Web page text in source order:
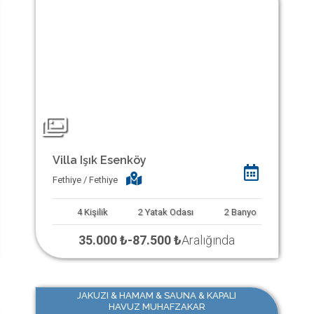
Villa Işık Esenköy
Fethiye / Fethiye
4 Kişilik 2 Yatak Odası 2 Banyo
35.000 ₺-87.500 ₺Aralığında
JAKUZI & HAMAM & SAUNA & KAPALI
HAVUZ MUHAFZAKAR